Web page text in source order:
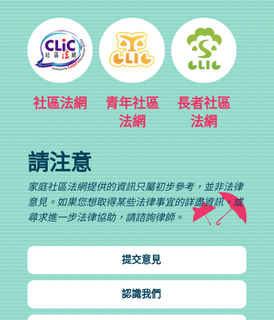
社區法網
青年社區
法網
長者社區
法網
請注意
家庭社區法網提供的資訊只屬初步參考，並非法律
意見。如果您想取得某些法律事宜的詳盡資訊，或
尋求進一步法律協助，請諮詢律師。
提交意見
認識我們